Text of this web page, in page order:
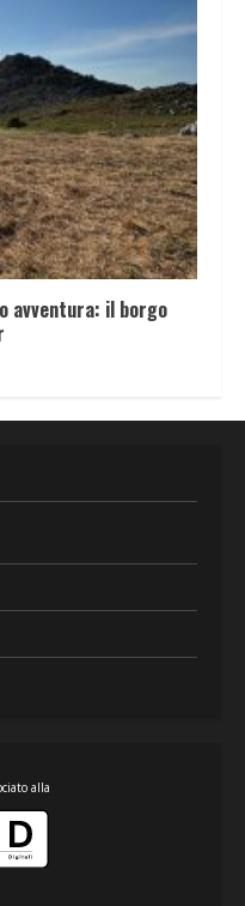
avventura: il borgo
alla